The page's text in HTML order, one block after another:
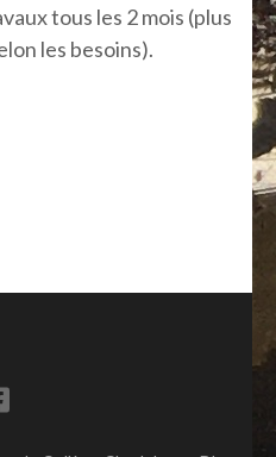
tous les 2 mois (plus
les besoins).